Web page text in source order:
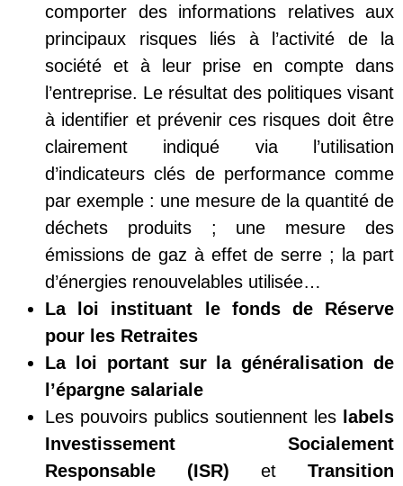
comporter des informations relatives aux
principaux risques liés à l’activité de la
société et à leur prise en compte dans
l’entreprise. Le résultat des politiques visant
à identifier et prévenir ces risques doit être
clairement indiqué via l’utilisation
d’indicateurs clés de performance comme
par exemple : une mesure de la quantité de
déchets produits ; une mesure des
émissions de gaz à effet de serre ; la part
d’énergies renouvelables utilisée…
La loi instituant le fonds de Réserve
pour les Retraites
La loi portant sur la généralisation de
l’épargne salariale
Les pouvoirs publics soutiennent les labels
Investissement Socialement
Responsable (ISR) et Transition